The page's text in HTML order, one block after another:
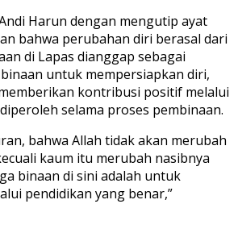
Harun dengan mengutip ayat
bahwa perubahan diri berasal dari
di Lapas dianggap sebagai
untuk mempersiapkan diri,
kontribusi positif melalui
selama proses pembinaan.
bahwa Allah tidak akan merubah
kaum itu merubah nasibnya
binaan di sini adalah untuk
pendidikan yang benar,”